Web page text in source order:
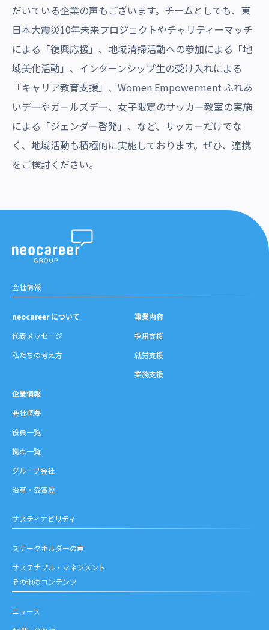
だいている企業の声もございます。チームとしても、東
日本大震災10年未来プロジェクトやチャリティーマッチ
による「復興応援」、地域清掃活動への参加による「地
域美化活動」、インターンシップ生の受け入れによる
「キャリア教育支援」、Women Empowerment ふれあ
いデーやガールズデー、女子限定のサッカー教室の実施
による「ジェンダー啓発」、など、サッカーだけでな
く、地域活動も積極的に実施しております。ぜひ、連携
をご検討ください。
会社情報
neocareer について
代表メッセージ
私たちの考え方
事業内容
採用支援
就労支援
業務支援
企業情報
会社概要
役員一覧
拠点一覧
グループ会社
沿革・受賞歴
サスティナビリティ
ステークホルダーの声
サステナブル・マネジメント
その他のコンテンツ
ニュース